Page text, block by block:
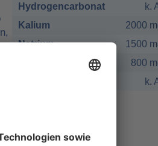
Hydrogencarbonat
k.
Kalium
2000
Natrium
1500
800
k.